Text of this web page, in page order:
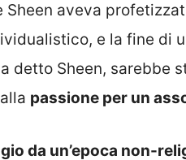
Sheen aveva
e la fine di
detto Sheen, sarebbe
passione per un
da un’epoca non-